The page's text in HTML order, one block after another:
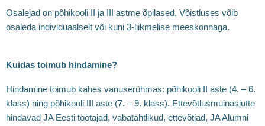
Osalejad on põhikooli II ja III astme õpilased. Võistluses võib
osaleda individuaalselt või kuni 3-liikmelise meeskonnaga.
Kuidas toimub hindamine?
Hindamine toimub kahes vanuserühmas: põhikooli II aste (4. – 6.
klass) ning põhikooli III aste (7. – 9. klass). Ettevõtlusmuinasjutte
hindavad JA Eesti töötajad, vabatahtlikud, ettevõtjad, JA Alumni